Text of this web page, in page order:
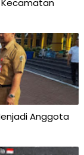
Kecamatan
Anggota